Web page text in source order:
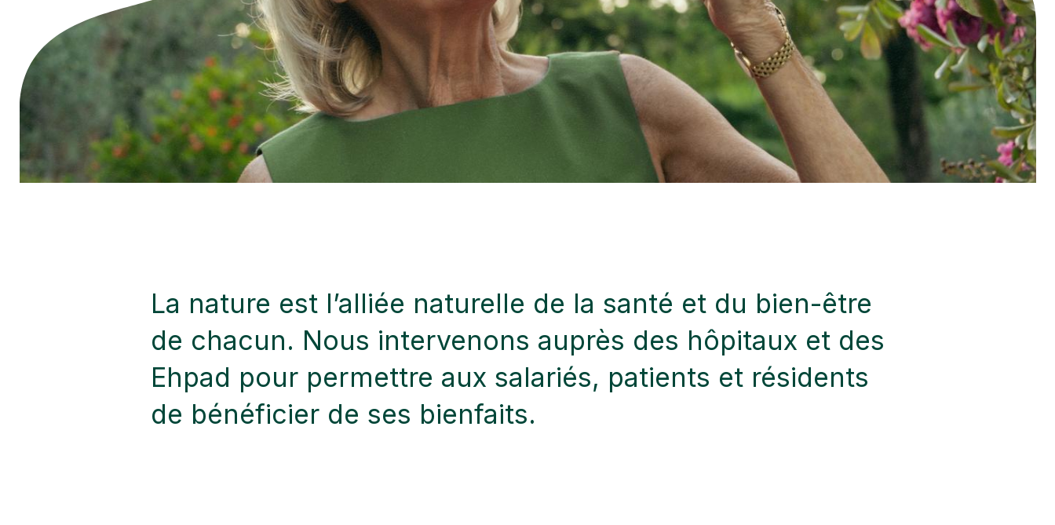
La nature est l’alliée naturelle de la santé et du bien-être
de chacun. Nous intervenons auprès des hôpitaux et des
Ehpad pour permettre aux salariés, patients et résidents
de bénéficier de ses bienfaits.